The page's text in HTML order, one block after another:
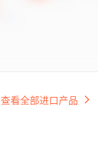
查看全部进口产品